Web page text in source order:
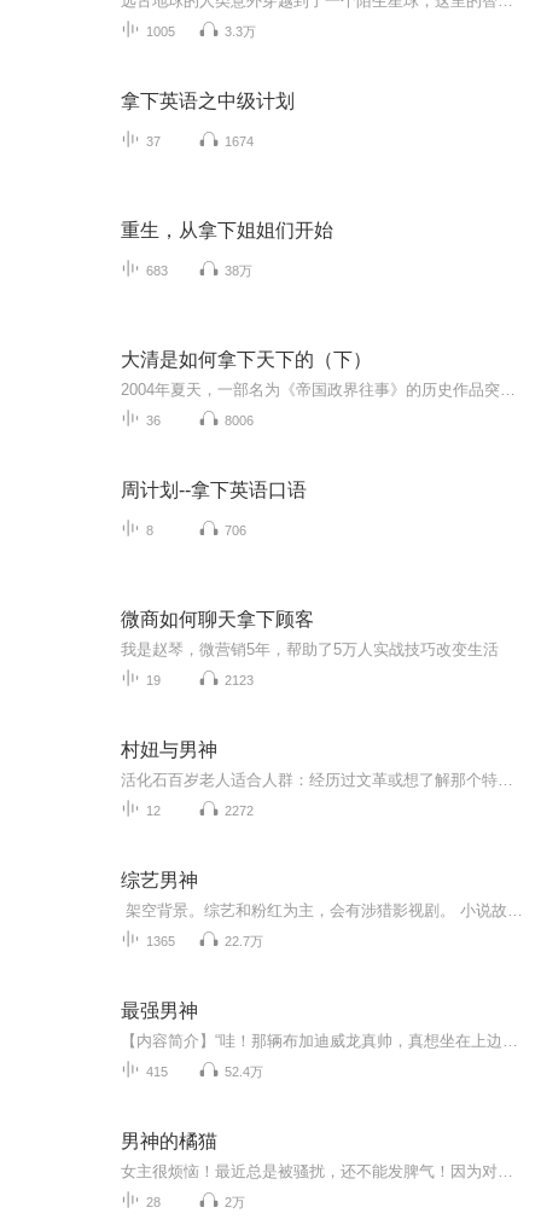
1005 3.3万
拿下英语之中级计划
37 1674
重生，从拿下姐姐们开始
683 38万
大清是如何拿下天下的（下）
36 8006
周计划--拿下英语口语
8 706
微商如何聊天拿下顾客
我是赵琴，微营销5年，帮助了5万人实战技巧改变生活
19 2123
村妞与男神
12 2272
综艺男神
1365 22.7万
最强男神
415 52.4万
男神的橘猫
28 2万